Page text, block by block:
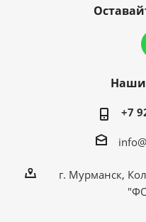
Наши
+7
г. Мурманск,